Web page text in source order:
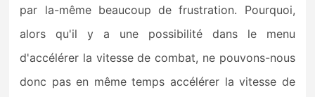
par la-même beaucoup de frustration. Pourquoi,
alors qu'il y a une possibilité dans le menu
d'accélérer la vitesse de combat, ne pouvons-nous
donc pas en même temps accélérer la vitesse de